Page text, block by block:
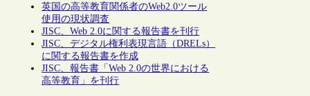
英国の高等教育関係者のWeb2.0ツール
使用の現状調査
JISC、Web 2.0に関する報告書を刊行
JISC、デジタル権利表現言語（DRELs）
に関する報告書を作成
JISC、報告書「Web 2.0の世界における
高等教育」を刊行